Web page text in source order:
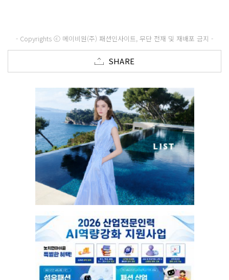
- Copyrights ⓒ 메이비원(주) 패션인사이트, 무단 전재 및 재배포 금지 -
SHARE